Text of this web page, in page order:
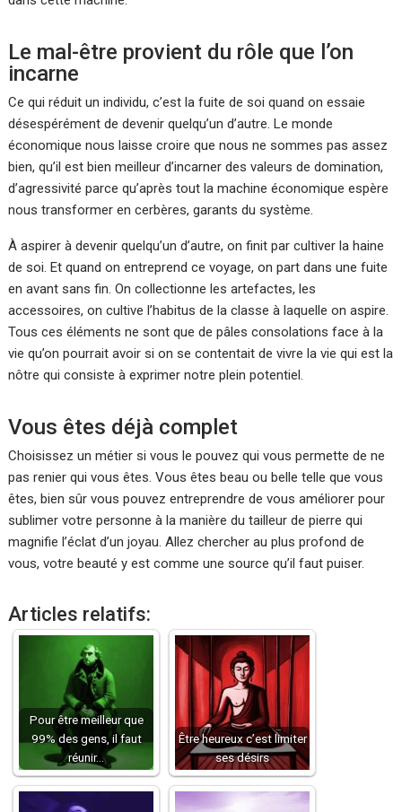
Le mal-être provient du rôle que l’on
incarne
Ce qui réduit un individu, c’est la fuite de soi quand on essaie
désespérément de devenir quelqu’un d’autre. Le monde
économique nous laisse croire que nous ne sommes pas assez
bien, qu’il est bien meilleur d’incarner des valeurs de domination,
d’agressivité parce qu’après tout la machine économique espère
nous transformer en cerbères, garants du système.
À aspirer à devenir quelqu’un d’autre, on finit par cultiver la haine
de soi. Et quand on entreprend ce voyage, on part dans une fuite
en avant sans fin. On collectionne les artefactes, les
accessoires, on cultive l’habitus de la classe à laquelle on aspire.
Tous ces éléments ne sont que de pâles consolations face à la
vie qu’on pourrait avoir si on se contentait de vivre la vie qui est la
nôtre qui consiste à exprimer notre plein potentiel.
Vous êtes déjà complet
Choisissez un métier si vous le pouvez qui vous permette de ne
pas renier qui vous êtes. Vous êtes beau ou belle telle que vous
êtes, bien sûr vous pouvez entreprendre de vous améliorer pour
sublimer votre personne à la manière du tailleur de pierre qui
magnifie l’éclat d’un joyau. Allez chercher au plus profond de
vous, votre beauté y est comme une source qu’il faut puiser.
Articles relatifs:
Pour être meilleur que
99% des gens, il faut
réunir…
Être heureux c’est limiter
ses désirs